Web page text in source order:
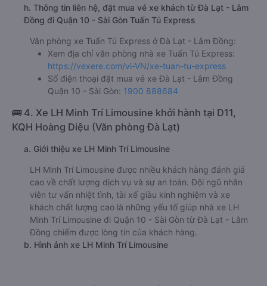
Văn Phòng Lê Hồng Phong
f. Giá vé giá xe khách đi Quận 10 - Sài Gòn từ Đà Lạt - Lâm
Đồng Tuấn Tú Express
giường nằm đôi 400000đ/vé
limousine 400000đ/vé
Nhà xe Tuấn Tú Express được đánh giá với số điểm trung
bình là 4.5/5 dựa trên 1898 đánh giá của khách hàng đã
trải nghiệm dịch vụ của nhà xe này.
Đồng đi Quận 10 - Sài Gòn Tuấn Tú Express
Văn phòng xe Tuấn Tú Express ở Đà Lạt - Lâm Đồng:
Xem địa chỉ văn phòng nhà xe Tuấn Tú Express:
https://vexere.com/vi-VN/xe-tuan-tu-express
Số điện thoại đặt mua vé xe Đà Lạt - Lâm Đồng
Quận 10 - Sài Gòn:1900 888684